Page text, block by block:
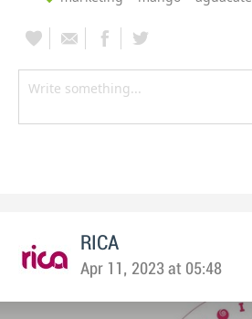
RICA
Apr 11, 2023 at 05:48